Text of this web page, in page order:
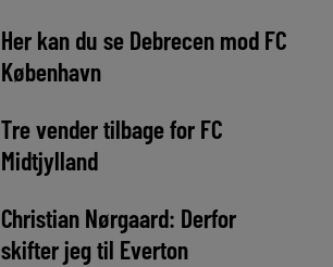
Her kan du se Debrecen mod FC
København
Tre vender tilbage for FC
Midtjylland
Christian Nørgaard: Derfor
skifter jeg til Everton